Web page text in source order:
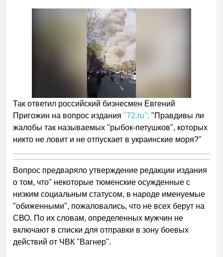
Так ответил российский бизнесмен Евгений
Пригожин на вопрос издания "72.ru": "Правдивы ли
жалобы так называемых "рыбок-петушков", которых
никто не ловит и не отпускает в украинские моря?"
Вопрос предваряло утверждение редакции издания
о том, что" некоторые тюменские осужденные с
низким социальным статусом, в народе именуемые
"обиженными", пожаловались, что не всех берут на
СВО. По их словам, определенных мужчин не
включают в списки для отправки в зону боевых
действий от ЧВК "Вагнер".